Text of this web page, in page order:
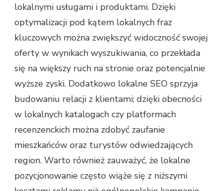
lokalnymi usługami i produktami. Dzięki
optymalizacji pod kątem lokalnych fraz
kluczowych można zwiększyć widoczność swojej
oferty w wynikach wyszukiwania, co przekłada
się na większy ruch na stronie oraz potencjalnie
wyższe zyski. Dodatkowo lokalne SEO sprzyja
budowaniu relacji z klientami; dzięki obecności
w lokalnych katalogach czy platformach
recenzenckich można zdobyć zaufanie
mieszkańców oraz turystów odwiedzających
region. Warto również zauważyć, że lokalne
pozycjonowanie często wiąże się z niższymi